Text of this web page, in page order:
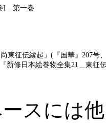
]＿第一巻
尚東征伝縁起」(『国華』207
新修日本絵巻物全集21＿東征
スには